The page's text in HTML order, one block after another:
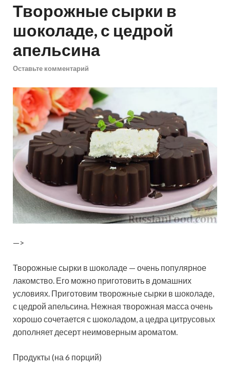
Творожные сырки в
шоколаде, с цедрой
апельсина
Оставьте комментарий
—>
Творожные сырки в шоколаде — очень популярное
лакомство. Его можно приготовить в домашних
условиях. Приготовим творожные сырки в шоколаде,
с цедрой апельсина. Нежная творожная масса очень
хорошо сочетается с шоколадом, а цедра цитрусовых
дополняет десерт неимоверным ароматом.
Продукты (на 6 порций)